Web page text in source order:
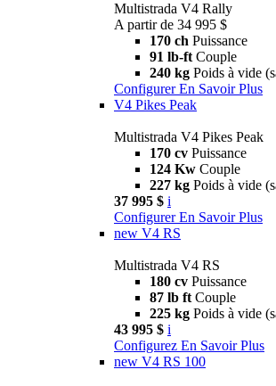
Multistrada V4 Rally
A partir de 34 995 $
170 ch Puissance
91 lb-ft Couple
240 kg Poids à vide
Configurer En Savoir Plus
V4 Pikes Peak
Multistrada V4 Pikes Peak
170 cv Puissance
124 Kw Couple
227 kg Poids à vide
37 995 $ i
Configurer En Savoir Plus
new V4 RS
Multistrada V4 RS
180 cv Puissance
87 lb ft Couple
225 kg Poids à vide
43 995 $ i
Configurez En Savoir Plus
new V4 RS 100